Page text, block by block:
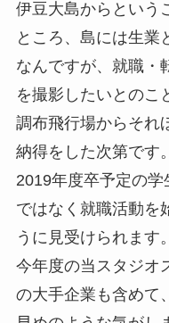
伊豆大島からという
ところ、島には生業
なんですが、就職・
を撮影したいとのこ
調布飛行場からそれ
納得をした次第です。
2019年度卒予定の
ではなく就職活動を
うに見受けられます。
今年度の当スタジオ
の大手企業も含めて